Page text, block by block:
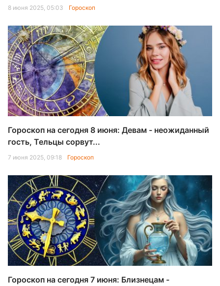
8 июня 2025, 05:03 Гороскоп
Гороскоп на сегодня 8 июня: Девам - неожиданный
гость, Тельцы сорвут...
7 июня 2025, 09:18 Гороскоп
Гороскоп на сегодня 7 июня: Близнецам -